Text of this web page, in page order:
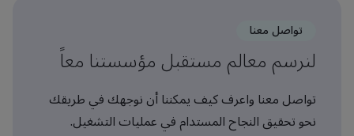
تواصل معنا
لنرسم معالم مستقبل مؤسستنا معاً
تواصل معنا واعرف كيف يمكننا أن نوجهك في طريقك
نحو تحقيق النجاح المستدام في عمليات التشغيل.